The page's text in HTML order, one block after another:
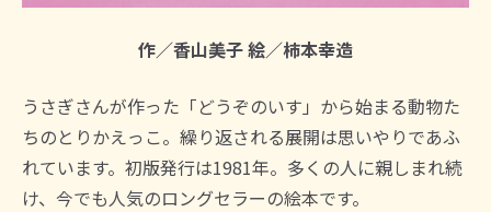
作／香山美子 絵／柿本幸造
うさぎさんが作った「どうぞのいす」から始まる動物た
ちのとりかえっこ。繰り返される展開は思いやりであふ
れています。初版発行は1981年。多くの人に親しまれ続
け、今でも人気のロングセラーの絵本です。